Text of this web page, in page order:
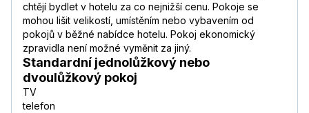
chtějí bydlet v hotelu za co nejnižší cenu. Pokoje se
mohou lišit velikostí, umístěním nebo vybavením od
pokojů v běžné nabídce hotelu. Pokoj ekonomický
zpravidla není možné vyměnit za jiný.
Standardní jednolůžkový nebo
dvoulůžkový pokoj
TV
telefon